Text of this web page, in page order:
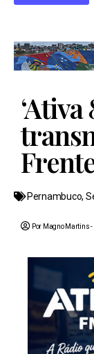
‘Ativa
Pernambuco,
Por Magno Martins -